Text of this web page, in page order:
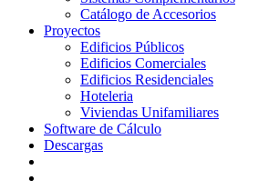
Catálogo de Accesorios
Proyectos
Edificios Públicos
Edificios Comerciales
Edificios Residenciales
Hoteleria
Viviendas Unifamiliares
Software de Cálculo
Descargas